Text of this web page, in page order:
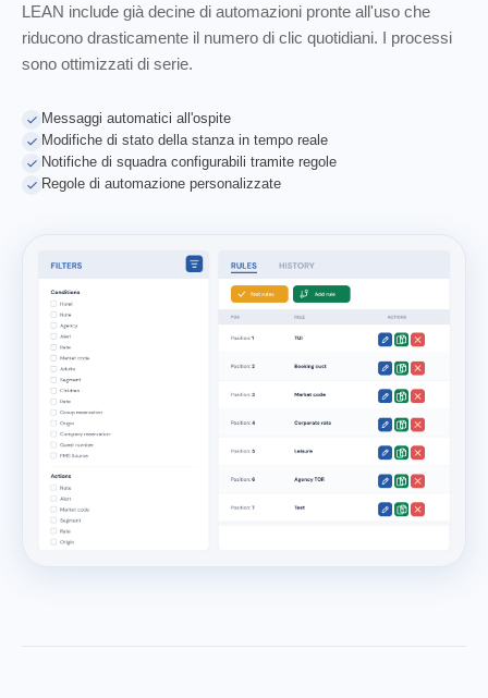
LEAN include già decine di automazioni pronte all'uso che
riducono drasticamente il numero di clic quotidiani. I processi
sono ottimizzati di serie.
Messaggi automatici all'ospite
Modifiche di stato della stanza in tempo reale
Notifiche di squadra configurabili tramite regole
Regole di automazione personalizzate